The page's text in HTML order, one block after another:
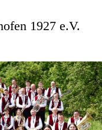
1927 e.V.